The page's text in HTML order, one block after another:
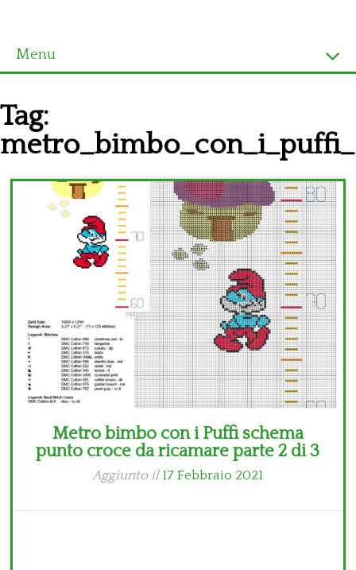
Menu
Ultimi schemi
Alfabeto
Bambini
Tag:
Metro bimbo con i Puffi schema
punto croce da ricamare parte 2 di 3
Aggiunto il 17 Febbraio 2021